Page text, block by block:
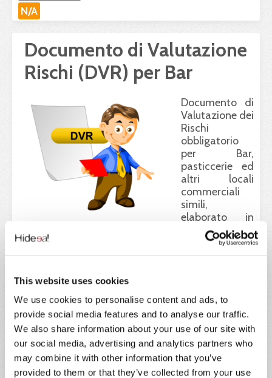
This website uses cookies
We use cookies to personalise content and ads, to
provide social media features and to analyse our traffic.
We also share information about your use of our site with
our social media, advertising and analytics partners who
may combine it with other information that you’ve
provided to them or that they’ve collected from your use
N/A
Documento di Valutazione
Rischi (DVR) per Bar
Documento di
Valutazione dei
Rischi
obbligatorio
per Bar,
pasticcerie ed
altri locali
commerciali
simili,
elaborato in
conformità alle
disposizioni
dell’Allegato IV del D.Lgs. 81/08.
documento
N/A
Documento di Valutazione
Rischi (DVR) per Impresa